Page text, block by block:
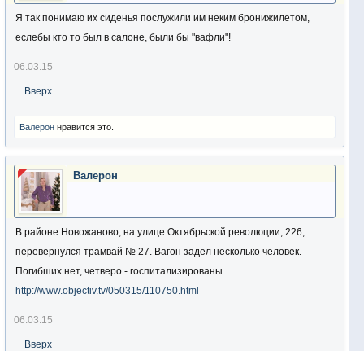
Я так понимаю их сиденья послужили им неким бронижилетом,
еслебы кто то был в салоне, были бы "вафли"!
06.03.15
Вверх
Валерон нравится это.
Валерон
В районе Новожаново, на улице Октябрьской революции, 226,
перевернулся трамвай № 27. Вагон задел несколько человек.
Погибших нет, четверо - госпитализированы
http://www.objectiv.tv/050315/110750.html
06.03.15
Вверх